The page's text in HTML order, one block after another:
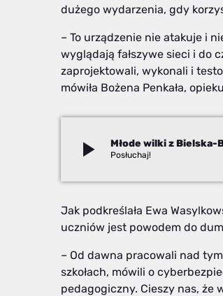
dużego wydarzenia, gdy
– To urządzenie nie atakuje i
wyglądają fałszywe sieci i do
zaprojektowali, wykonali i
mówiła Bożena Penkała,
play_arrow
Jak podkreślała Ewa
uczniów jest powodem do
– Od dawna pracowali nad
szkołach, mówili o
pedagogiczny. Cieszy nas, że